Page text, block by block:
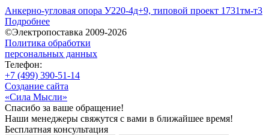
Анкерно-угловая опора У220-4д+9, типовой проект 1731тм-т3
Подробнее
©Электропоставка 2009-2026
Политика обработки
персональных данных
Телефон:
+7 (499) 390-51-14
Создание сайта
«Сила Мысли»
Спасибо за ваше обращение!
Наши менеджеры свяжутся с вами в ближайшее время!
Бесплатная консультация